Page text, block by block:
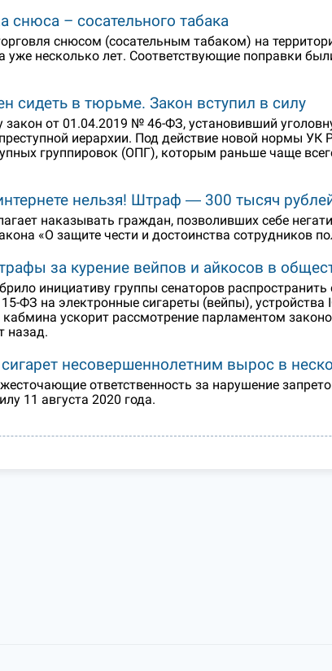
снюса – сосательного табака
снюсом (сосательным табаком) на
несколько лет. Соответствующие поправки
сидеть в тюрьме. Закон вступил в силу
закон от 01.04.2019 № 46-ФЗ, установивший
иерархии. Под действие новой нормы УК
группировок (ОПГ), которым раньше чаще
нельзя! Штраф ― 300 тысяч
наказывать граждан, позволивших себе
«О защите чести и достоинства сотрудников
за курение вейпов и айкосов в
инициативу группы сенаторов
ФЗ на электронные сигареты (вейпы), устройства
ускорит рассмотрение парламентом
назад.
несовершеннолетним вырос в
ответственность за нарушение
11 августа 2020 года.